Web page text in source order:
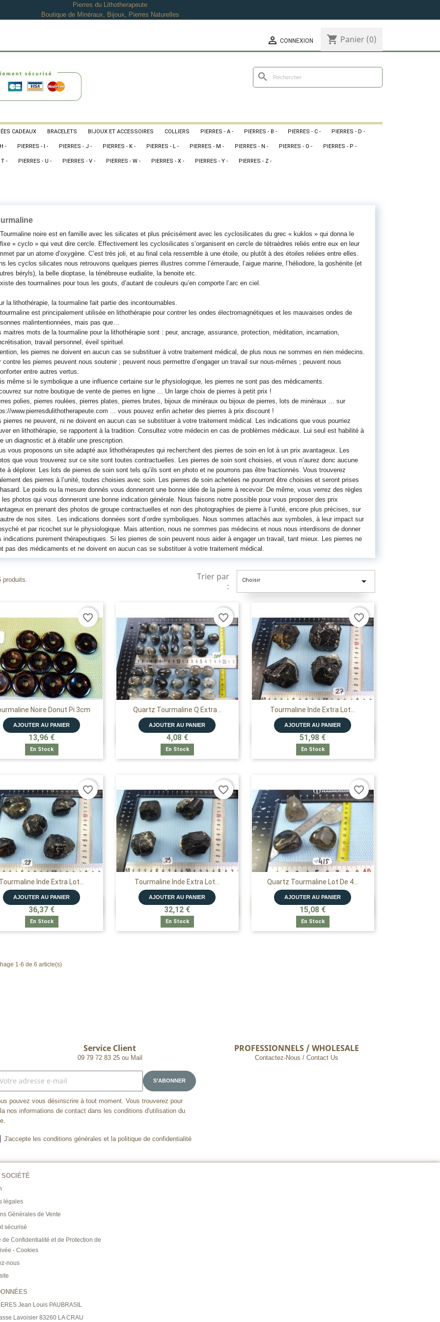
Pierres du Lithotherapeute
Boutique de Minéraux, Bijoux, Pierres Naturelles
 CONNEXION shopping_cart Panier (0)
search
CADEAUX BRACELETS BIJOUX ET ACCESSOIRES COLLIERS PIERRES - A - PIERRES - B - PIERRES - C - PIERRES - D -
- PIERRES - I - PIERRES - J - PIERRES - K - PIERRES - L - PIERRES - M - PIERRES - N - PIERRES - O - PIERRES - P -
T - PIERRES - U - PIERRES - V - PIERRES - W - PIERRES - X - PIERRES - Y - PIERRES - Z -
noire est en famille avec les silicates et plus précisément avec les cyclosilicates du grec « kuklos » qui donna le
« cyclo » qui veut dire cercle. Effectivement les cyclosilicates s’organisent en cercle de tétraèdres reliés entre eux en leur
par un atome d’oxygène. C’est très joli, et au final cela ressemble à une étoile, ou plutôt à des étoiles reliées entre elles.
les cyclos silicates nous retrouvons quelques pierres illustres comme l’émeraude, l’aigue marine, l’héliodore, la goshénite (et
béryls), la belle dioptase, la ténébreuse eudialite, la benoite etc.
des tourmalines pour tous les gouts, d’autant de couleurs qu’en comporte l’arc en ciel.
la lithothérapie, la tourmaline fait partie des incontournables.
est principalement utilisée en lithothérapie pour contrer les ondes électromagnétiques et les mauvaises ondes de
malintentionnées, mais pas que…
maitres mots de la tourmaline pour la lithothérapie sont : peur, ancrage, assurance, protection, méditation, incarnation,
travail personnel, éveil spirituel.
les pierres ne doivent en aucun cas se substituer à votre traitement médical, de plus nous ne sommes en rien médecins.
contre les pierres peuvent nous soutenir ; peuvent nous permettre d’engager un travail sur nous-mêmes ; peuvent nous
entre autres vertus.
même si le symbolique a une influence certaine sur le physiologique, les pierres ne sont pas des médicaments.
sur notre boutique de vente de pierres en ligne ... Un large choix de pierres à petit prix !
polies, pierres roulées, pierres plates, pierres brutes, bijoux de minéraux ou bijoux de pierres, lots de minéraux ... sur
www.pierresdulithotherapeute.com ... vous pouvez enfin acheter des pierres à prix discount !
pierres ne peuvent, ni ne doivent en aucun cas se substituer à votre traitement médical. Les indications que vous pourriez
en lithothérapie, se rapportent à la tradition. Consultez votre médecin en cas de problèmes médicaux. Lui seul est habilité à
un diagnostic et à établir une prescription.
vous proposons un site adapté aux lithothérapeutes qui recherchent des pierres de soin en lot à un prix avantageux. Les
que vous trouverez sur ce site sont toutes contractuelles. Les pierres de soin sont choisies, et vous n’aurez donc aucune
à déplorer. Les lots de pierres de soin sont tels qu’ils sont en photo et ne pourrons pas être fractionnés. Vous trouverez
des pierres à l’unité, toutes choisies avec soin. Les pierres de soin achetées ne pourront être choisies et seront prises
Le poids ou la mesure donnés vous donneront une bonne idée de la pierre à recevoir. De même, vous verrez des règles
les photos qui vous donneront une bonne indication générale. Nous faisons notre possible pour vous proposer des prix
en prenant des photos de groupe contractuelles et non des photographies de pierre à l’unité, encore plus précises, sur
de nos sites. Les indications données sont d’ordre symboliques. Nous sommes attachés aux symboles, à leur impact sur
et par ricochet sur le physiologique. Mais attention, nous ne sommes pas médecins et nous nous interdisons de donner
indications purement thérapeutiques. Si les pierres de soin peuvent nous aider à engager un travail, tant mieux. Les pierres ne
pas des médicaments et ne doivent en aucun cas se substituer à votre traitement médical.
Trier par
:
Choisir 
Noire Donut Pi 3cm
AJOUTER AU PANIER
13,96 €
En Stock
APERÇU RAPIDE
favorite_border
Quartz Tourmaline Q Extra...
AJOUTER AU PANIER
4,08 €
En Stock
APERÇU RAPIDE
favorite_border
Tourmaline Inde Extra Lot...
AJOUTER AU PANIER
51,98 €
En Stock
APERÇU RAPIDE
favorite_border
Inde Extra Lot...
AJOUTER AU PANIER
36,37 €
En Stock
APERÇU RAPIDE
favorite_border
Tourmaline Inde Extra Lot...
AJOUTER AU PANIER
32,12 €
En Stock
APERÇU RAPIDE
favorite_border
Quartz Tourmaline Lot De 4...
AJOUTER AU PANIER
15,08 €
En Stock
APERÇU RAPIDE
favorite_border
1-6 de 6 article(s)
Service Client
09 79 72 83 25 ou Mail
PROFESSIONNELS / WHOLESALE
Contactez-Nous / Contact Us
pouvez vous désinscrire à tout moment. Vous trouverez pour
nos informations de contact dans les conditions d'utilisation du
J'accepte les conditions générales et la politique de confidentialité
légales
Générales de Vente
sécurisé
de Confidentialité et de Protection de
- Cookies
nous
Jean Louis PAUBRASIL
Lavoisier 83260 LA CRAU